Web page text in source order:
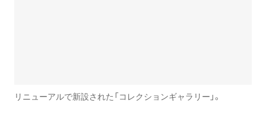
リニューアルで新設された「コレクションギャラリー」。